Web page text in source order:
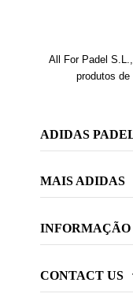
All For Padel
produtos
ADIDAS
MAIS ADIDAS
INFORMAÇÃO
CONTACT US